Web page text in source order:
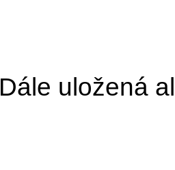
Dále uložená